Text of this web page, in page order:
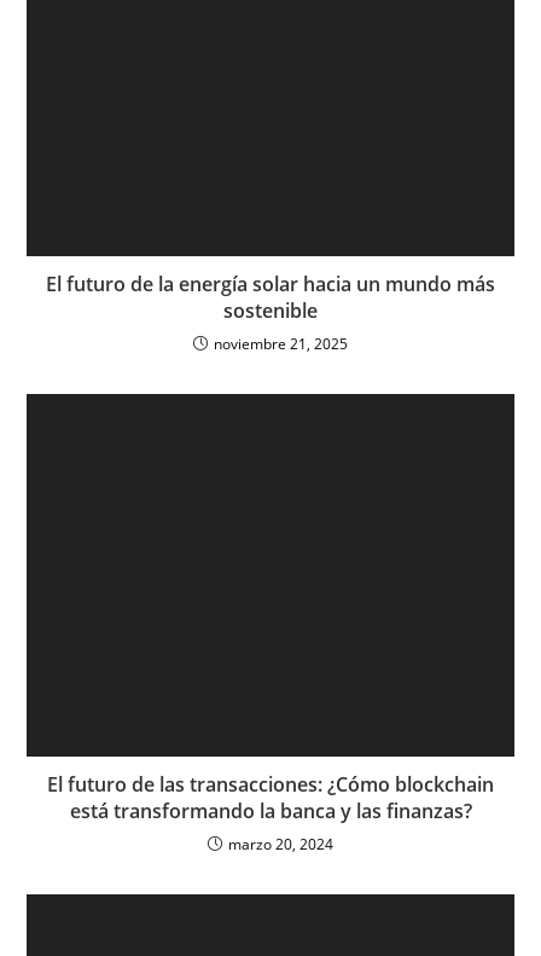
El futuro de la energía solar hacia un mundo más
sostenible
noviembre 21, 2025
El futuro de las transacciones: ¿Cómo blockchain
está transformando la banca y las finanzas?
marzo 20, 2024